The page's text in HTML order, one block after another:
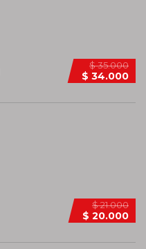
$ 35.000
$ 34.000
$ 21.000
$ 20.000